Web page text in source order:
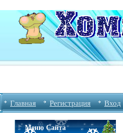
Главная Регистрация Вход
Меню Сайта